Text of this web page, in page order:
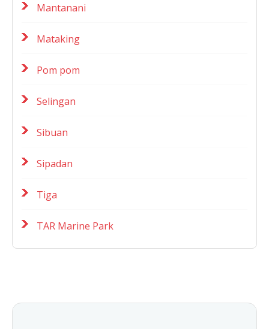
Mantanani
Mataking
Pom pom
Selingan
Sibuan
Sipadan
Tiga
TAR Marine Park